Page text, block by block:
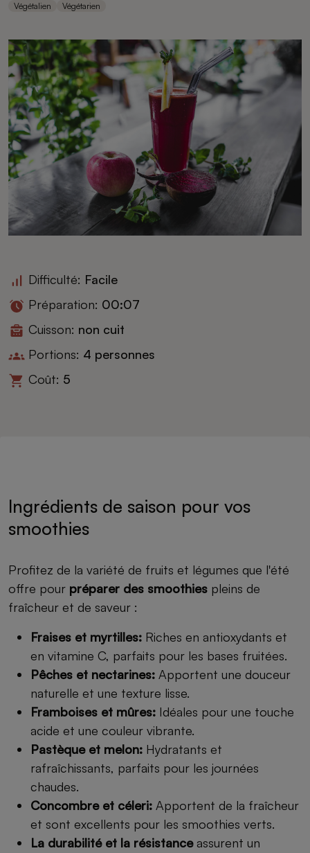
Végétalien
Végétarien
Difficulté: Facile
Préparation: 00:07
Cuisson: non cuit
Portions: 4 personnes
Coût: 5
Ingrédients de saison pour vos
smoothies
Profitez de la variété de fruits et légumes que l'été
offre pour préparer des smoothies pleins de
fraîcheur et de saveur :
Fraises et myrtilles: Riches en antioxydants et
en vitamine C, parfaits pour les bases fruitées.
Pêches et nectarines: Apportent une douceur
naturelle et une texture lisse.
Framboises et mûres: Idéales pour une touche
acide et une couleur vibrante.
Pastèque et melon: Hydratants et
rafraîchissants, parfaits pour les journées
chaudes.
Concombre et céleri: Apportent de la fraîcheur
et sont excellents pour les smoothies verts.
La durabilité et la résistanceassurent un